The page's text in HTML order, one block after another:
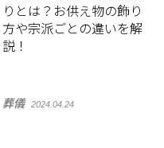
りとは？お供え物の飾り
方や宗派ごとの違いを解
説！
葬儀 2024.04.24